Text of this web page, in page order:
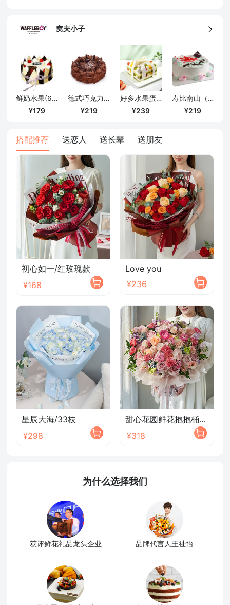
窝夫小子
鲜奶水果(6寸)
179
德式巧克力松露（6寸）
219
好多水果蛋糕/1000克
239
寿比南山（8寸）
219
搭配推荐 送恋人 送长辈 送朋友
初心如一/红玫瑰款
¥168
Love you
¥236
星辰大海/33枝
¥298
甜心花园鲜花抱抱桶/2026新款
¥318
为什么选择我们
获评鲜花礼品龙头企业 品牌代言人王祉怡